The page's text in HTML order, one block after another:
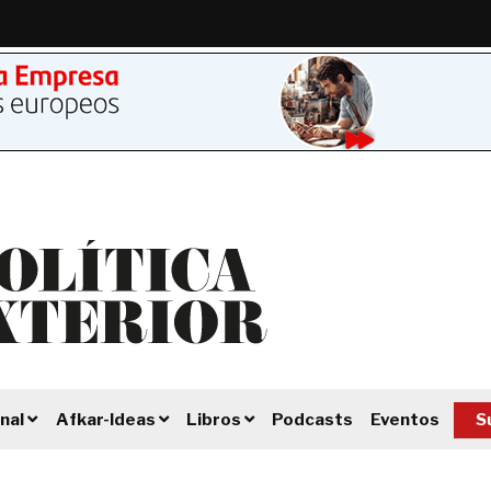
Afkar-Ideas Libros Podcasts Eventos